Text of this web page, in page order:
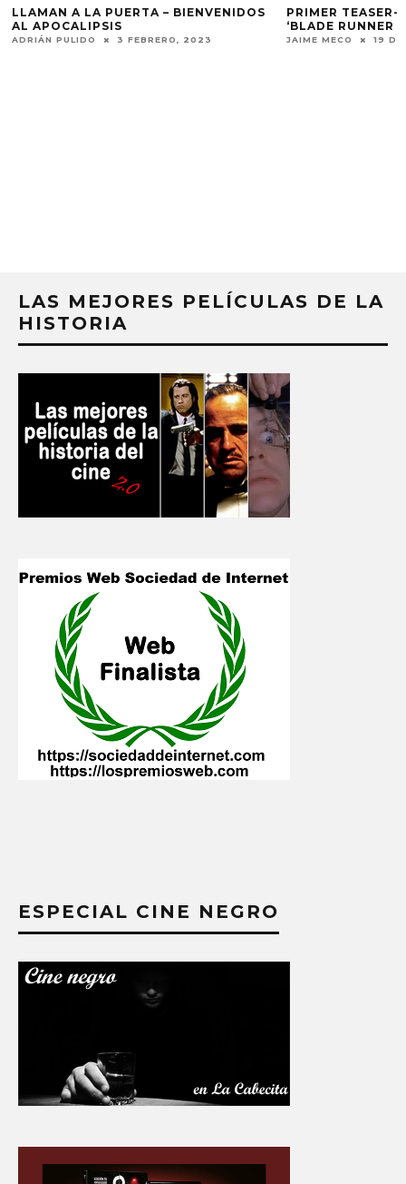
LLAMAN A LA PUERTA – BIENVENIDOS
AL APOCALIPSIS
ADRIÁN PULIDO 3 FEBRERO, 2023
PRIMER TEASER-
‘BLADE RUNNER
JAIME MECO 19
LAS MEJORES PELÍCULAS DE LA
HISTORIA
ESPECIAL CINE NEGRO